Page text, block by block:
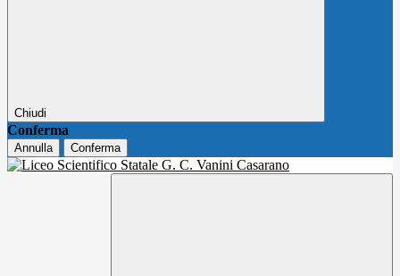
Chiudi
Conferma
Annulla Conferma